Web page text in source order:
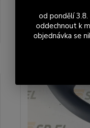
od pondělí
oddechnout k
objednávka se